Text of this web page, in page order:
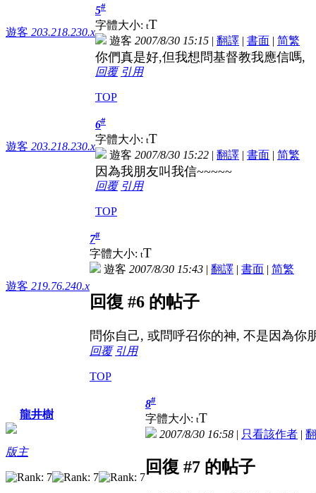
遊客 203.218.230.x
5#
字體大小: tT
遊客 2007/8/30 15:15 | 翻譯 | 書面 | 简繁
你們真是好,但我想問基督教我應信嗎,
回覆 引用
TOP
遊客 203.218.230.x
6#
字體大小: tT
遊客 2007/8/30 15:22 | 翻譯 | 書面 | 简繁
因為我朋友叫我信~~~~~
回覆 引用
TOP
遊客 219.76.240.x
7#
字體大小: tT
遊客 2007/8/30 15:43 | 翻譯 | 書面 | 简繁
回復 #6 的帖子
問你自己, 或問呼召你的神, 不是因為你
回覆 引用
TOP
龍井樹
版主
8#
字體大小: tT
2007/8/30 16:58 | 只看該作者 |
回復 #7 的帖子